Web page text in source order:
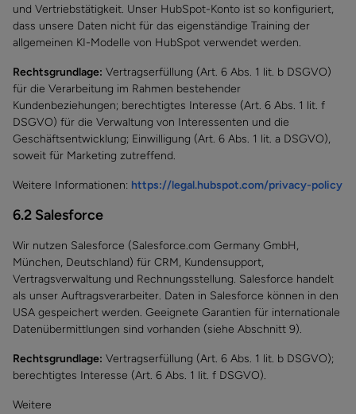
und Vertriebstätigkeit. Unser HubSpot-Konto ist so konfiguriert,
dass unsere Daten nicht für das eigenständige Training der
allgemeinen KI-Modelle von HubSpot verwendet werden.
Rechtsgrundlage: Vertragserfüllung (Art. 6 Abs. 1 lit. b DSGVO)
für die Verarbeitung im Rahmen bestehender
Kundenbeziehungen; berechtigtes Interesse (Art. 6 Abs. 1 lit. f
DSGVO) für die Verwaltung von Interessenten und die
Geschäftsentwicklung; Einwilligung (Art. 6 Abs. 1 lit. a DSGVO),
soweit für Marketing zutreffend.
Weitere Informationen: https://legal.hubspot.com/privacy-policy
6.2 Salesforce
Wir nutzen Salesforce (Salesforce.com Germany GmbH,
München, Deutschland) für CRM, Kundensupport,
Vertragsverwaltung und Rechnungsstellung. Salesforce handelt
als unser Auftragsverarbeiter. Daten in Salesforce können in den
USA gespeichert werden. Geeignete Garantien für internationale
Datenübermittlungen sind vorhanden (siehe Abschnitt 9).
Rechtsgrundlage: Vertragserfüllung (Art. 6 Abs. 1 lit. b DSGVO);
berechtigtes Interesse (Art. 6 Abs. 1 lit. f DSGVO).
Weitere